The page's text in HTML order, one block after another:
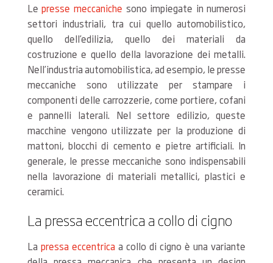
Lepresse meccaniche sono impiegate in numerosi
settori industriali, tra cui quello automobilistico,
quello dell’edilizia, quello dei materiali da
costruzione e quello della lavorazione dei metalli.
Nell’industria automobilistica, ad esempio, le presse
meccaniche sono utilizzate per stampare i
componenti delle carrozzerie, come portiere, cofani
e pannelli laterali. Nel settore edilizio, queste
macchine vengono utilizzate per la produzione di
mattoni, blocchi di cemento e pietre artificiali. In
generale, le presse meccaniche sono indispensabili
nella lavorazione di materiali metallici, plastici e
ceramici.
La pressa eccentrica a collo di cigno
La pressa eccentrica a collo di cigno è una variante